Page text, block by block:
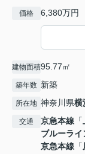
価格 6,380万円
建物面積95.77㎡
築年数 新築
所在地 神奈川県横
交通 京急本線 「
ブルーライ
京急本線 「